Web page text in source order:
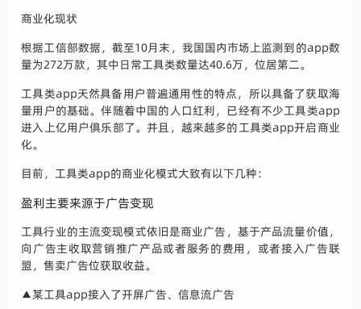
商业化现状
根据工信部数据，截至10月末，我国国内市场上监测到的app数
量为272万款，其中日常工具类数量达40.6万，位居第二。
工具类app天然具备用户普遍通用性的特点，所以具备了获取海
量用户的基础。伴随着中国的人口红利，已经有不少工具类app
进入上亿用户俱乐部了。并且，越来越多的工具类app开启商业
化。
目前，工具类app的商业化模式大致有以下几种：
盈利主要来源于广告变现
工具行业的主流变现模式依旧是商业广告，基于产品流量价值，
向广告主收取营销推广产品或者服务的费用，或者接入广告联
盟，售卖广告位获取收益。
▲某工具app接入了开屏广告、信息流广告